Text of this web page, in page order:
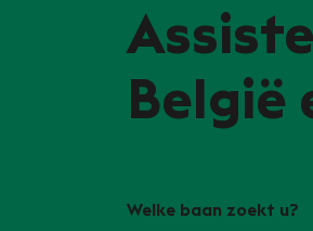
België
Welke baan zoekt u?